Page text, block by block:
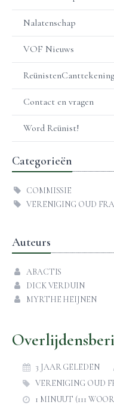
Nalatenschap
VOF Nieuws
ReünistenCanttekening
Contact en vragen
Word Reünist!
Categorieën
COMMISSIE
VERENIGING OUD
Auteurs
ABACTIS
DICK VERDUIN
MYRTHE HEIJNEN
3 JAAR GELEDEN
VERENIGING OUD
1 MINUUT (111